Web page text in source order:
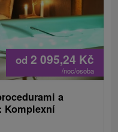
od 2 095,24 Kč
/noc/osoba
a
Komplexní